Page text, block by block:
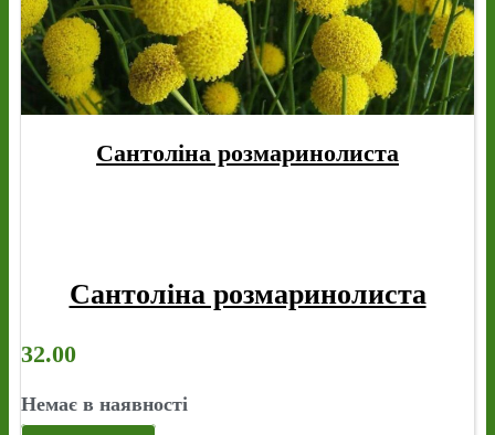
Сантоліна розмаринолиста
Сантоліна розмаринолиста
32.00
Немає в наявності